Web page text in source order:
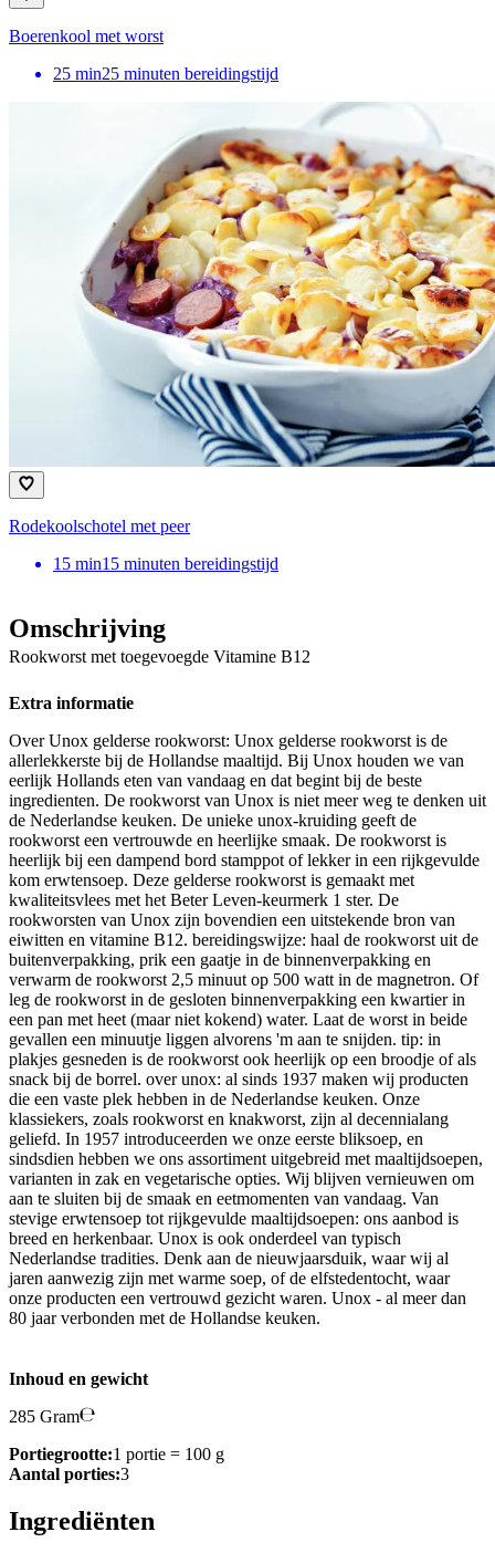
Boerenkool met worst
25 min25 minuten bereidingstijd
Rodekoolschotel met peer
15 min15 minuten bereidingstijd
Omschrijving
Rookworst met toegevoegde Vitamine B12
Extra informatie
Over Unox gelderse rookworst: Unox gelderse rookworst is de
allerlekkerste bij de Hollandse maaltijd. Bij Unox houden we van
eerlijk Hollands eten van vandaag en dat begint bij de beste
ingredienten. De rookworst van Unox is niet meer weg te denken uit
de Nederlandse keuken. De unieke unox-kruiding geeft de
rookworst een vertrouwde en heerlijke smaak. De rookworst is
heerlijk bij een dampend bord stamppot of lekker in een rijkgevulde
kom erwtensoep. Deze gelderse rookworst is gemaakt met
kwaliteitsvlees met het Beter Leven-keurmerk 1 ster. De
rookworsten van Unox zijn bovendien een uitstekende bron van
eiwitten en vitamine B12. bereidingswijze: haal de rookworst uit de
buitenverpakking, prik een gaatje in de binnenverpakking en
verwarm de rookworst 2,5 minuut op 500 watt in de magnetron. Of
leg de rookworst in de gesloten binnenverpakking een kwartier in
een pan met heet (maar niet kokend) water. Laat de worst in beide
gevallen een minuutje liggen alvorens 'm aan te snijden. tip: in
plakjes gesneden is de rookworst ook heerlijk op een broodje of als
snack bij de borrel. over unox: al sinds 1937 maken wij producten
die een vaste plek hebben in de Nederlandse keuken. Onze
klassiekers, zoals rookworst en knakworst, zijn al decennialang
geliefd. In 1957 introduceerden we onze eerste bliksoep, en
sindsdien hebben we ons assortiment uitgebreid met maaltijdsoepen,
varianten in zak en vegetarische opties. Wij blijven vernieuwen om
aan te sluiten bij de smaak en eetmomenten van vandaag. Van
stevige erwtensoep tot rijkgevulde maaltijdsoepen: ons aanbod is
breed en herkenbaar. Unox is ook onderdeel van typisch
Nederlandse tradities. Denk aan de nieuwjaarsduik, waar wij al
jaren aanwezig zijn met warme soep, of de elfstedentocht, waar
onze producten een vertrouwd gezicht waren. Unox - al meer dan
80 jaar verbonden met de Hollandse keuken.
Inhoud en gewicht
285 Gram
Portiegrootte:1 portie = 100 g
Aantal porties:3
Ingrediënten